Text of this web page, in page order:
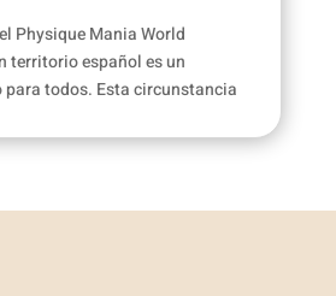
Physique Mania World
territorio español es un
para todos. Esta circunstancia